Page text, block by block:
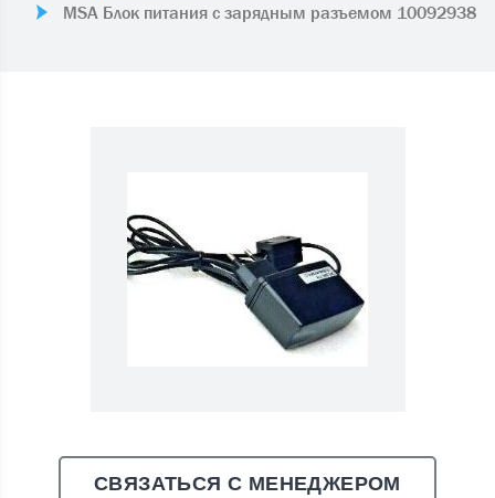
MSA Блок питания с зарядным разъемом 10092938
СВЯЗАТЬСЯ С МЕНЕДЖЕРОМ